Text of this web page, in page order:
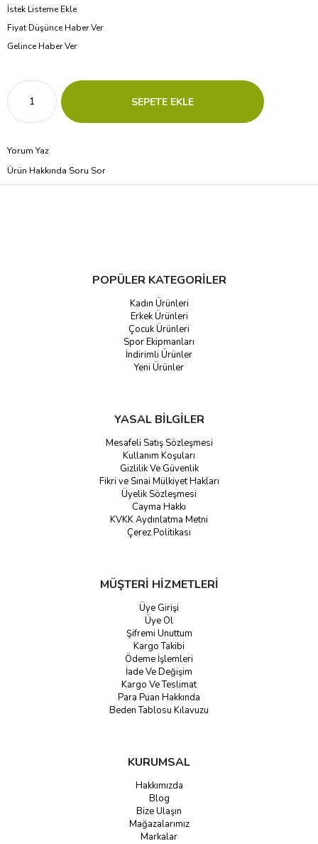
İstek Listeme Ekle
Fiyat Düşünce Haber Ver
Gelince Haber Ver
Yorum Yaz
Ürün Hakkında Soru Sor
POPÜLER KATEGORİLER
Kadın Ürünleri
Erkek Ürünleri
Çocuk Ürünleri
Spor Ekipmanları
İndirimli Ürünler
Yeni Ürünler
YASAL BİLGİLER
Mesafeli Satış Sözleşmesi
Kullanım Koşuları
Gizlilik Ve Güvenlik
Fikri ve Sınai Mülkiyet Hakları
Üyelik Sözleşmesi
Cayma Hakkı
KVKK Aydınlatma Metni
Çerez Politikası
MÜŞTERİ HİZMETLERİ
Üye Girişi
Üye Ol
Şifremi Unuttum
Kargo Takibi
Ödeme İşlemleri
İade Ve Değişim
Kargo Ve Teslimat
Para Puan Hakkında
Beden Tablosu Kılavuzu
KURUMSAL
Hakkımızda
Blog
Bize Ulaşın
Mağazalarımız
Markalar